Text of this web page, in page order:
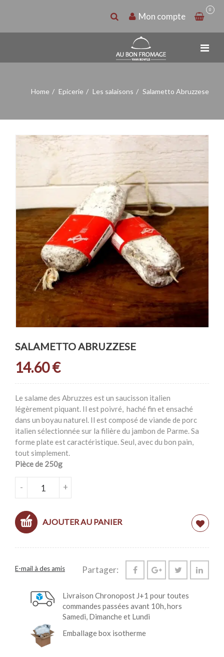
0
Mon compte
Home Epicerie Les salaisons Salametto Abruzzese
SALAMETTO ABRUZZESE
14.60€
Le salame des Abruzzes est un saucisson italien
légèrement piquant. Il est poivré, haché fin et ensaché
dans un boyau naturel. Il est composé de viande de porc
italien sélectionnée sur la filière du jambon de Parme. Sa
forme plate est caractéristique. Seul, avec du bon pain,
tout simplement.
Pièce de 250g
- +
AJOUTER AU PANIER
E-mail à des amis Partager:
Livraison Chronopost J+1 pour toutes
commandes passées avant 10h, hors
Samedi, Dimanche et Lundi
Emballage box isotherme